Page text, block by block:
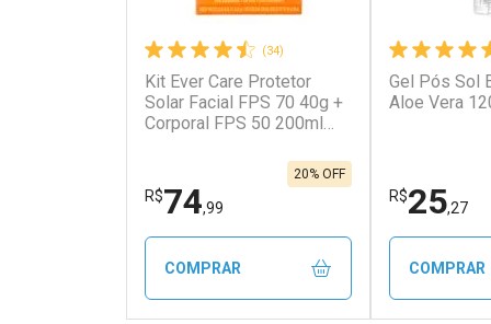
Ativar Desconto
Por R$ 13,77/cada
Por R$ 13,77/cada
Ativar
Por R$
Por R$
(34)
Kit Ever Care Protetor
Solar Facial FPS 70 40g +
Corporal FPS 50 200ml
R$74,99
20% OFF
COMPRAR
Gel Pós Sol
Aloe Vera
R$25,27
COMPRAR